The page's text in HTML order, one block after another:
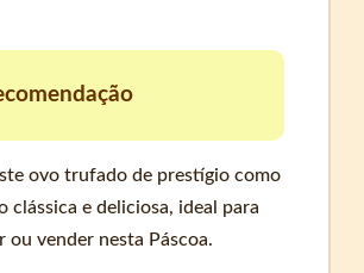
ovo trufado de prestígio como
clássica e deliciosa, ideal para
ou vender nesta Páscoa.